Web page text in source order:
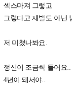
섹스마져 그렇고
그렇다고 재벌도 아닌
저 미쳤나봐요.
정신이 조금씩 들어요..
4년이 돼서야..